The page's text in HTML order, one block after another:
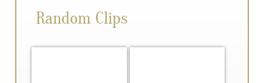
Random Clips